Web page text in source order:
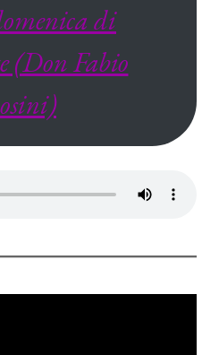
di
(Don Fabio